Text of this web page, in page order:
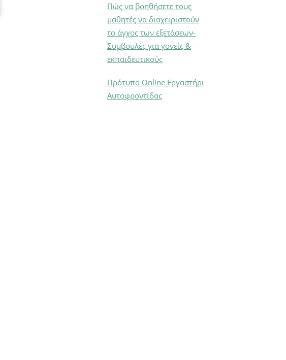
Πώς να βοηθήσετε τους
μαθητές να διαχειριστούν
το άγχος των εξετάσεων-
Συμβουλές για γονείς &
εκπαιδευτικούς
Πρότυπο Online Εργαστήρι
Αυτοφροντίδας